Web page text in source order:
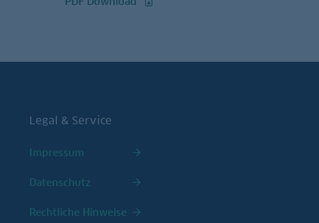
Legal & Service
Impressum
Datenschutz
Rechtliche Hinweise